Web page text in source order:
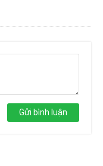
Gửi bình luận